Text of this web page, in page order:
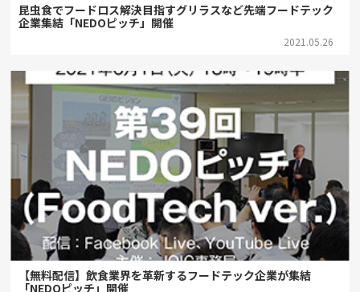
昆虫食でフードロス解決目指すグリラスなど先端フードテック
企業集結「NEDOピッチ」開催
2021.05.26
【無料配信】飲食業界を革新するフードテック企業が集結
「NEDOピッチ」開催